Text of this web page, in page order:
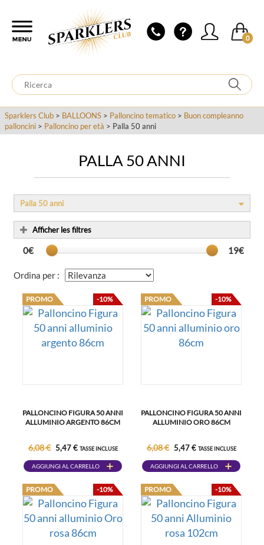
0
Sparklers Club > BALLOONS > Palloncino tematico > Buon compleanno
palloncini > Palloncino per età > Palla 50 anni
PALLA 50 ANNI
0€ 19€
Afficher les filtres
Palla 50 anni
Ordina per :
PROMO -10%
PALLONCINO FIGURA 50 ANNI
ALLUMINIO ARGENTO 86CM
6,08 € 5,47 € TASSE INCLUSE
AGGIUNGI AL CARRELLO
PROMO -10%
PALLONCINO FIGURA 50 ANNI
ALLUMINIO ORO 86CM
6,08 € 5,47 € TASSE INCLUSE
AGGIUNGI AL CARRELLO
PROMO -10% PROMO -10%